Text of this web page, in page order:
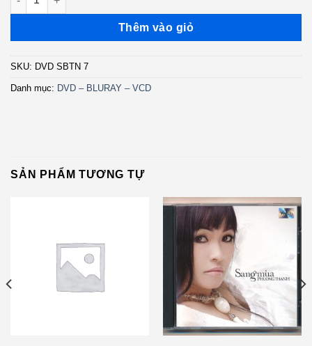
Thêm vào giỏ
SKU: DVD SBTN 7
Danh mục: DVD – BLURAY – VCD
SẢN PHẨM TƯƠNG TỰ